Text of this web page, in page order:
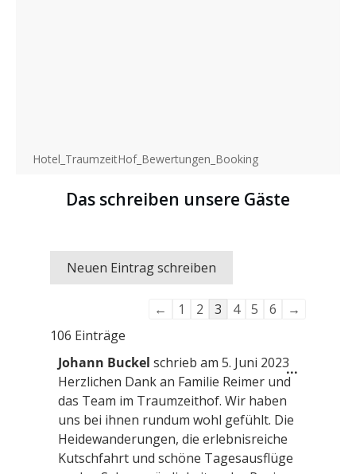
Hotel_TraumzeitHof_Bewertungen_Booking
Das schreiben unsere Gäste
Navigation
← 1 2 3 4 5 6
→
106 Einträge
Johann Buckel schrieb am 5. Juni 2023
Herzlichen Dank an Familie Reimer und
das Team im Traumzeithof. Wir haben
uns bei ihnen rundum wohl gefühlt. Die
Heidewanderungen, die erlebnisreiche
Kutschfahrt und schöne Tagesausflüge
...